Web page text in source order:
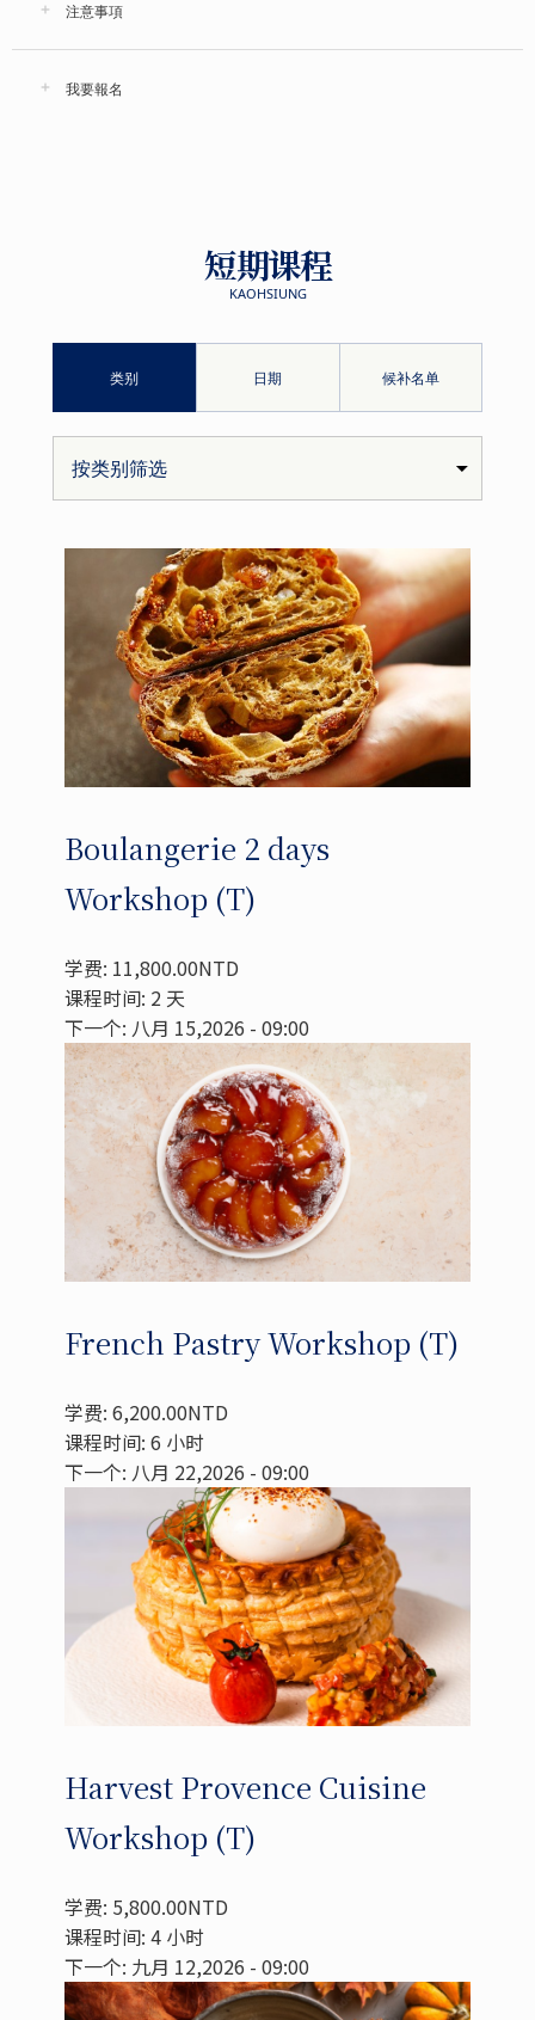
注意事項
我要報名
短期课程
KAOHSIUNG
类别 日期 候补名单
Boulangerie 2 days
Workshop (T)
学费: 11,800.00NTD
课程时间: 2 天
下一个: 八月 15,2026 - 09:00
French Pastry Workshop (T)
学费: 6,200.00NTD
课程时间: 6 小时
下一个: 八月 22,2026 - 09:00
Harvest Provence Cuisine
Workshop (T)
学费: 5,800.00NTD
课程时间: 4 小时
下一个: 九月 12,2026 - 09:00